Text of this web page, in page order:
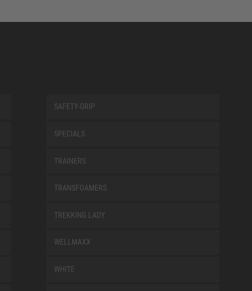
SAFETY-GRIP
SPECIALS
TRAINERS
TRANSFOAMERS
TREKKING LADY
WELLMAXX
WHITE